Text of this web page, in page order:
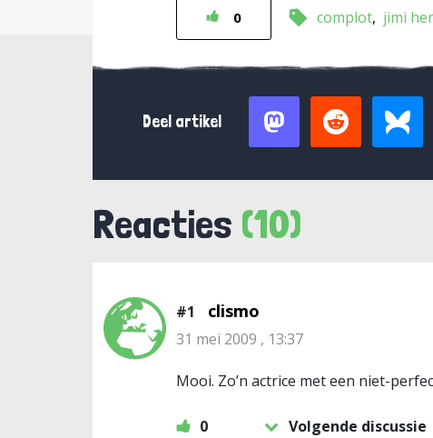
0 complot jimi
Deel artikel
Reacties (10)
#1 clismo
31 mei 2009 , 13:37
Mooi. Zo’n actrice met een niet-
0 Volgende discussie